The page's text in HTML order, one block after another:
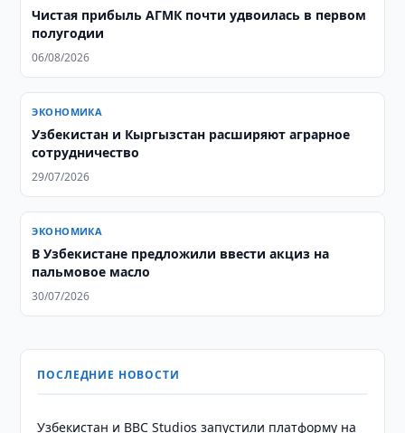
Чистая прибыль АГМК почти удвоилась в первом
полугодии
06/08/2026
ЭКОНОМИКА
Узбекистан и Кыргызстан расширяют аграрное
сотрудничество
29/07/2026
ЭКОНОМИКА
В Узбекистане предложили ввести акциз на
пальмовое масло
30/07/2026
ПОСЛЕДНИЕ НОВОСТИ
Узбекистан и BBC Studios запустили платформу на